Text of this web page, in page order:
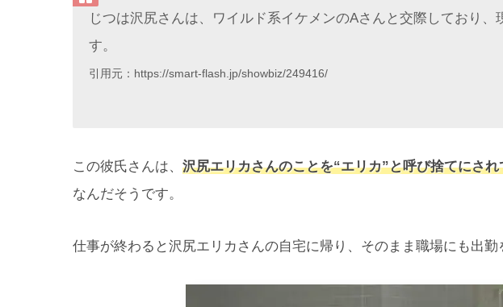
じつは沢尻さんは、ワイルド系イケメンのAさんと交際しており
す。
引用元：https://smart-flash.jp/showbiz/249416/
この彼氏さんは、 沢尻エリカさんのことを“エリカ”と呼び捨てにさ
なんだそうです。
仕事が終わると沢尻エリカさんの自宅に帰り、そのまま職場にも出勤